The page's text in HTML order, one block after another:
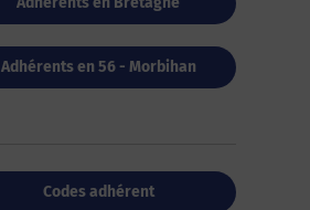
Adhérents en 56 - Morbihan
Codes adhérent